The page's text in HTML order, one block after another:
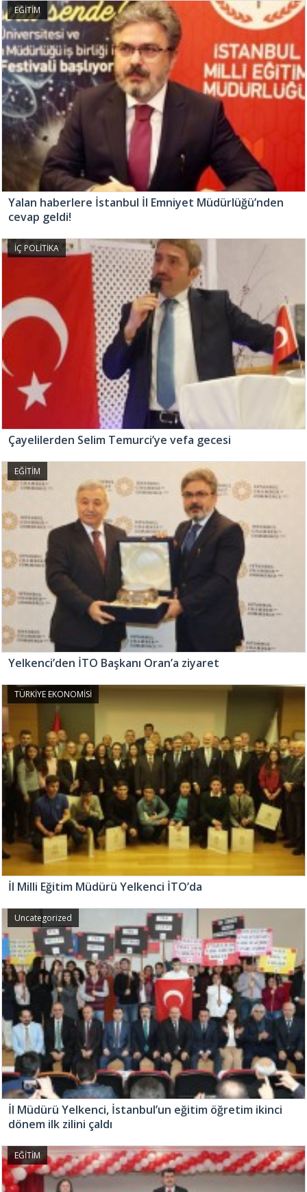
EĞİTİM
Yalan haberlere İstanbul İl Emniyet Müdürlüğü’nden
cevap geldi!
İÇ POLİTİKA
Çayelilerden Selim Temurci’ye vefa gecesi
EĞİTİM
Yelkenci’den İTO Başkanı Oran’a ziyaret
TÜRKİYE EKONOMİSİ
İl Milli Eğitim Müdürü Yelkenci İTO’da
Uncategorized
İl Müdürü Yelkenci, İstanbul’un eğitim öğretim ikinci
dönem ilk zilini çaldı
EĞİTİM